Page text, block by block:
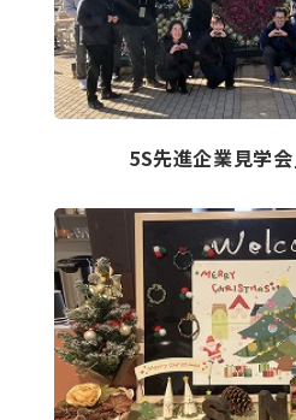
5S先進企業見学